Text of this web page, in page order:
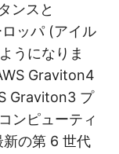
ンスと
ッパ (アイル
うになりま
Graviton4
Graviton3 プ
ンピューティ
新の第 6 世代